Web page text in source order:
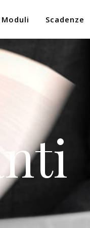
Moduli Scadenze